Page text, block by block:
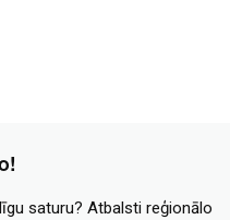
saturu? Atbalsti reģionālo